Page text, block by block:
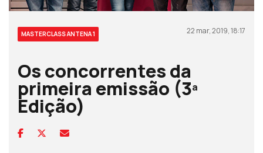
MASTERCLASS ANTENA 1 22 mar, 2019, 18:17
Os concorrentes da
primeira emissão (3ª
Edição)